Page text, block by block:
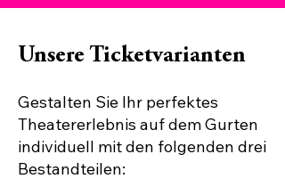
Unsere Ticketvarianten
Gestalten Sie Ihr perfektes
Theatererlebnis auf dem Gurten
individuell mit den folgenden drei
Bestandteilen: